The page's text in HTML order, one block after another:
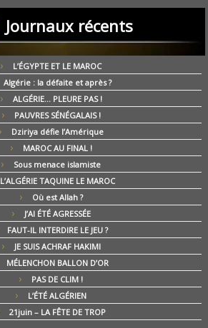
Journaux récents
L’ÉGYPTE ET LE MAROC
Algérie : la défaite et après ?
ALGÉRIE… PLEURE PAS !
PAUVRES SÉNÉGALAIS !
Dziriya défie l’Amérique
MAROC AU FINAL !
Sous menace islamiste
L’ALGÉRIE TAQUINE LE MAROC
Où est Allah ?
J’AI ÉTÉ AGRESSÉE
FAUT-IL INTERDIRE LE JEU ?
JE SUIS ACHRAF HAKIMI
MÉLENCHON BALLON D’OR
PAS DE CLIM !
L’ÉTÉ ALGÉRIEN
21juin – LA FÊTE DE TROP